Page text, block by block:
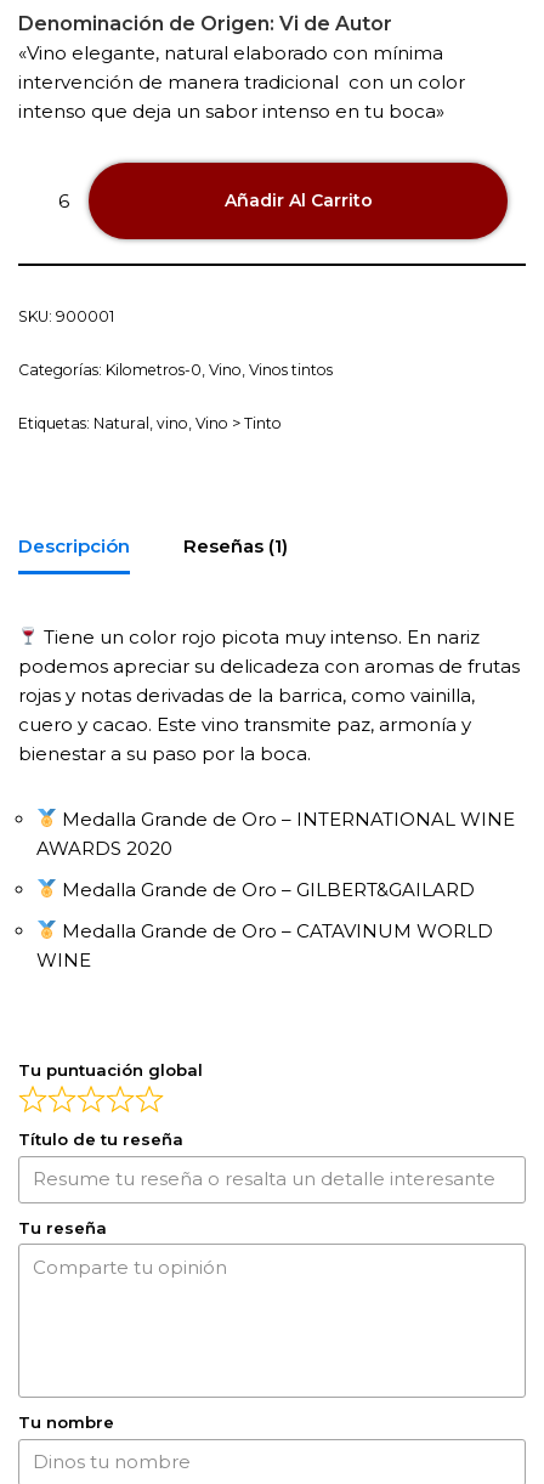
Denominación de Origen: Vi de Autor
«Vino elegante, natural elaborado con mínima
intervención de manera tradicional con un color
intenso que deja un sabor intenso en tu boca»
Añadir Al Carrito
SKU: 900001
Categorías: Kilometros-0 Vino Vinos tintos
Etiquetas: Natural vino Vino > Tinto
Descripción Reseñas (1)
Tiene un color rojo picota muy intenso. En nariz
podemos apreciar su delicadeza con aromas de frutas
rojas y notas derivadas de la barrica, como vainilla,
cuero y cacao. Este vino transmite paz, armonía y
bienestar a su paso por la boca.
Medalla Grande de Oro – INTERNATIONAL WINE
AWARDS 2020
Medalla Grande de Oro – GILBERT&GAILARD
Medalla Grande de Oro – CATAVINUM WORLD
WINE
Tu puntuación global
Título de tu reseña
Tu reseña
Tu nombre